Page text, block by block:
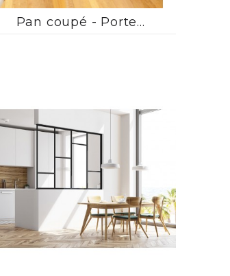
Pan coupé - Porte...
  